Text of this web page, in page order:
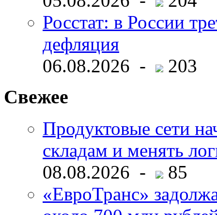
Росстат: в России
дефляция
06.08.2026 -
203
Свежее
Продуктовые сети
складам и менять
08.08.2026 -
85
«ЕвроТранс»